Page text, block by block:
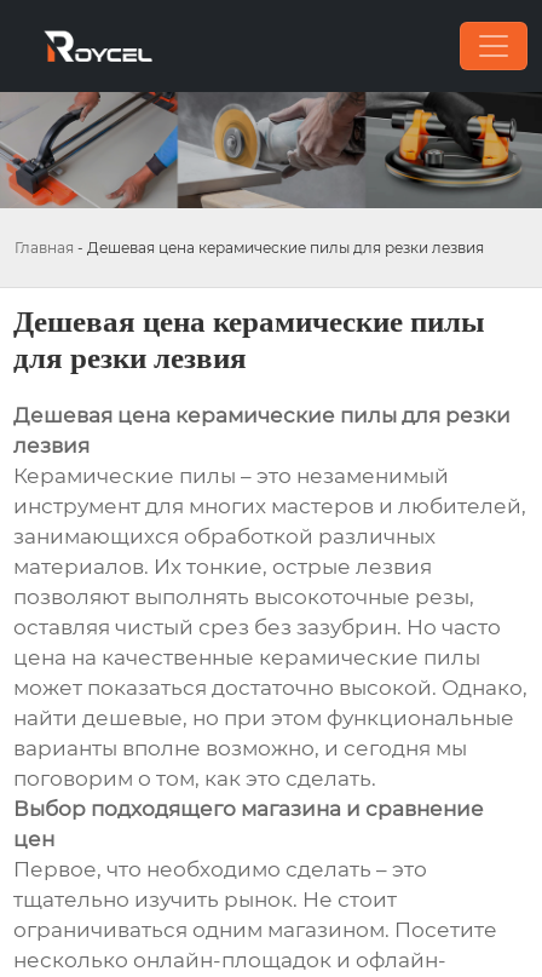
Главная - Дешевая цена керамические пилы для резки лезвия
Дешевая цена керамические пилы
для резки лезвия
Дешевая цена керамические пилы для резки
лезвия
Керамические пилы – это незаменимый
инструмент для многих мастеров и любителей,
занимающихся обработкой различных
материалов. Их тонкие, острые лезвия
позволяют выполнять высокоточные резы,
оставляя чистый срез без зазубрин. Но часто
цена на качественные керамические пилы
может показаться достаточно высокой. Однако,
найти дешевые, но при этом функциональные
варианты вполне возможно, и сегодня мы
поговорим о том, как это сделать.
Выбор подходящего магазина и сравнение
цен
Первое, что необходимо сделать – это
тщательно изучить рынок. Не стоит
ограничиваться одним магазином. Посетите
несколько онлайн-площадок и офлайн-